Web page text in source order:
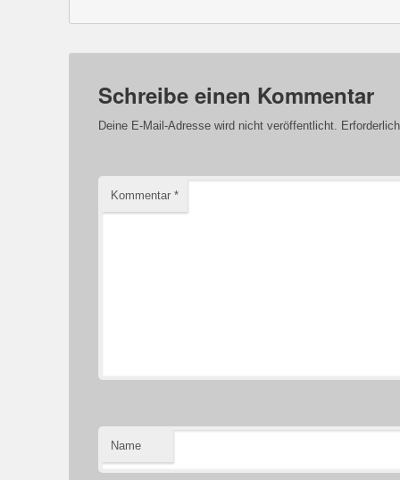
Schreibe einen Kommentar
Deine E-Mail-Adresse wird nicht veröffentlicht.
Kommentar *
Name